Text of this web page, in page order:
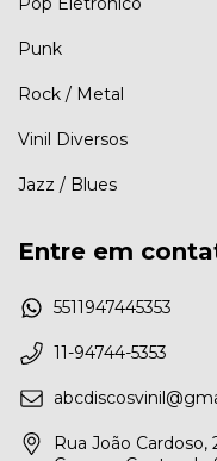
Punk
Rock / Metal
Vinil Diversos
Jazz / Blues
Entre em
5511947445353
11-94744-5353
Rua João Cardoso,